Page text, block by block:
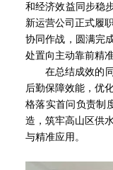
和经济效益同步稳
新运营公司正式履
协同作战，圆满完
处置向主动靠前精
在总结成效的同
后勤保障效能，优
格落实首问负责制
造，筑牢高山区供
与精准应用。